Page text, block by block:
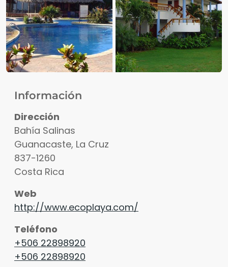
Información
Dirección
Bahía Salinas
Guanacaste, La Cruz
837-1260
Costa Rica
Web
http://www.ecoplaya.com/
Teléfono
+506 22898920
+506 22898920